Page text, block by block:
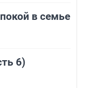
в семье
6)